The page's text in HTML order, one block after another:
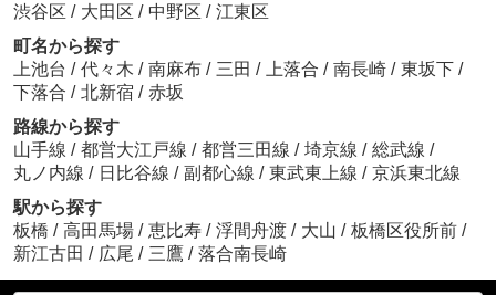
渋谷区 / 大田区 / 中野区 / 江東区
町名から探す
上池台 / 代々木 / 南麻布 / 三田 / 上落合 / 南長崎 / 東坂下 /
下落合 / 北新宿 / 赤坂
路線から探す
山手線 / 都営大江戸線 / 都営三田線 / 埼京線 / 総武線 /
丸ノ内線 / 日比谷線 / 副都心線 / 東武東上線 / 京浜東北線
駅から探す
板橋 / 高田馬場 / 恵比寿 / 浮間舟渡 / 大山 / 板橋区役所前 /
新江古田 / 広尾 / 三鷹 / 落合南長崎